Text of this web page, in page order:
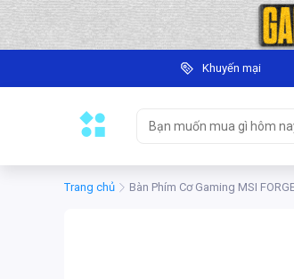
Khuyến mại
Trang chủ Bàn Phím Cơ Gaming MSI